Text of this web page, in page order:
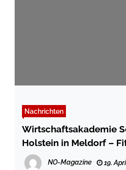
Nachrichten
Wirtschaftsakademie
Holstein in Meldorf –
Selbständigkeit
NO-Magazine 19.